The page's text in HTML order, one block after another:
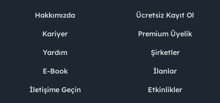
Hakkımızda
Kariyer
Yardım
E-Book
İletişime Geçin
Ücretsiz Kayıt Ol
Premium Üyelik
Şirketler
İlanlar
Etkinlikler